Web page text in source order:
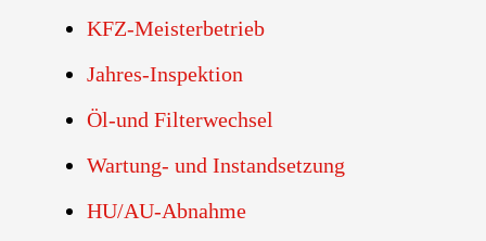
KFZ-Meisterbetrieb
Jahres-Inspektion
Öl-und Filterwechsel
Wartung- und Instandsetzung
HU/AU-Abnahme